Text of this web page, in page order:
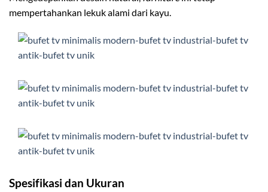
mempertahankan lekuk alami dari kayu.
Spesifikasi dan Ukuran